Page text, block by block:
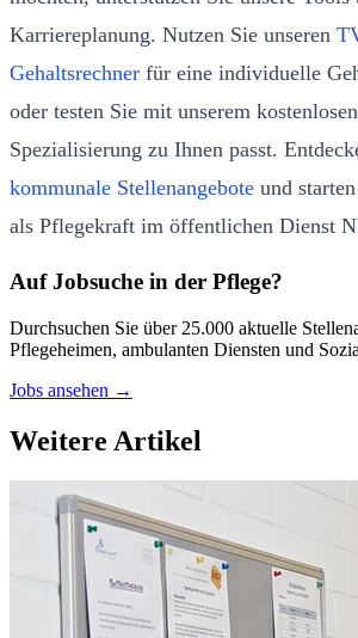
Karriereplanung. Nutzen Sie unseren
Gehaltsrechner für eine individuelle
oder testen Sie mit unserem kostenlosen
Spezialisierung zu Ihnen passt.
kommunale Stellenangebote und
als Pflegekraft im öffentlichen Dienst
Auf Jobsuche in der Pflege?
Durchsuchen Sie über 25.000 aktuelle
Pflegeheimen, ambulanten Diensten und
Jobs ansehen →
Weitere Artikel